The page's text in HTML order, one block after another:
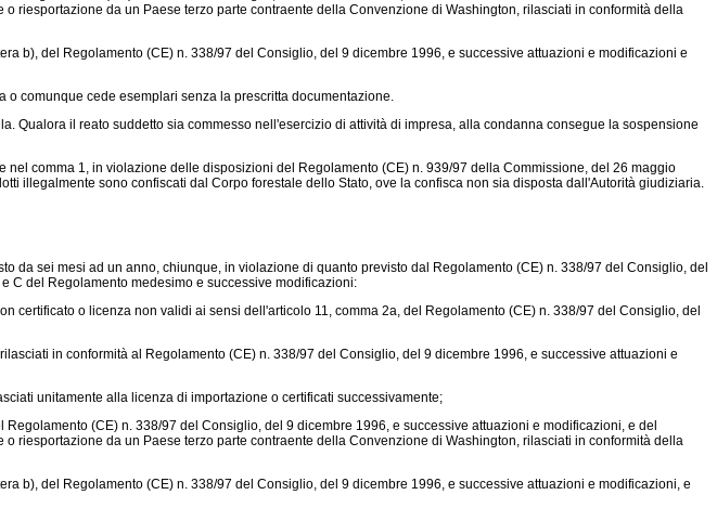
riesportazione da un Paese terzo parte contraente della Convenzione di Washington, rilasciati in conformità della
b), del
Regolamento (CE) n. 338/97 del Consiglio, del 9 dicembre 1996, e successive attuazioni e modificazioni e
comunque cede esemplari senza la prescritta documentazione.
il reato suddetto sia commesso nell'esercizio di attività di impresa, alla condanna consegue la sospensione
comma 1, in violazione delle disposizioni del
Regolamento (CE) n. 939/97 della Commissione, del 26 maggio
illegalmente sono confiscati dal Corpo forestale dello Stato, ove la confisca non sia disposta dall'Autorità giudiziaria.
da sei mesi ad un anno, chiunque, in violazione di quanto previsto dal Regolamento (CE) n. 338/97 del Consiglio, del
C del Regolamento medesimo e successive modificazioni:
certificato o licenza non validi ai sensi dell'articolo 11, comma 2a, del
Regolamento (CE) n. 338/97 del Consiglio, del
in conformità al Regolamento (CE) n. 338/97 del Consiglio, del 9 dicembre 1996, e successive attuazioni e
unitamente alla licenza di importazione o certificati successivamente;
Regolamento (CE) n. 338/97 del Consiglio, del 9 dicembre 1996, e successive attuazioni e modificazioni, e del
riesportazione da un Paese terzo parte contraente della Convenzione di Washington, rilasciati in conformità della
b), del
Regolamento (CE) n. 338/97 del Consiglio, del 9 dicembre 1996, e successive attuazioni e modificazioni, e